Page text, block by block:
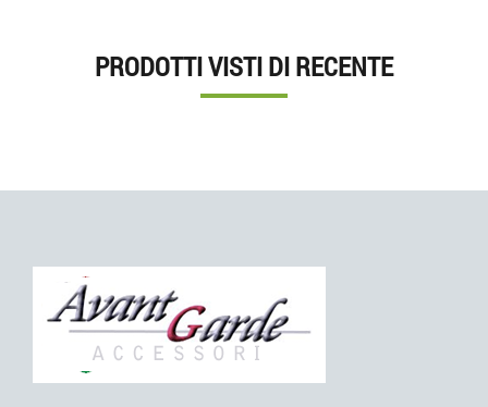
PRODOTTI VISTI DI RECENTE